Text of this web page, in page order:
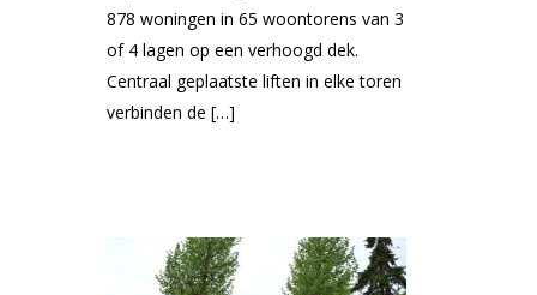
878 woningen in 65 woontorens van 3
of 4 lagen op een verhoogd dek.
Centraal geplaatste liften in elke toren
verbinden de […]